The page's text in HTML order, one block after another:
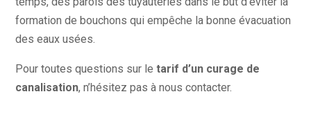
formation de bouchons qui empêche la bonne évacuation
des eaux usées.
Pour toutes questions sur letarif d’un curage de
canalisation, n’hésitez pas à nous contacter.